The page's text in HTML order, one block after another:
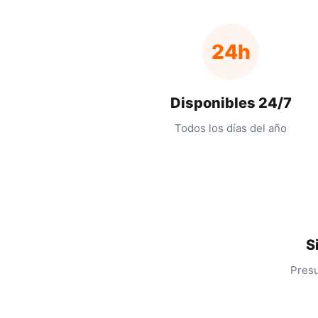
24h
Disponibles 24/7
Todos los días del año